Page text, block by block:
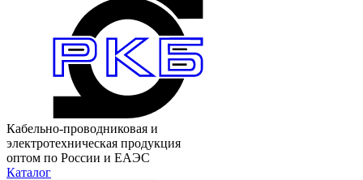
Кабельно-проводниковая и
электротехническая продукция
оптом по России и ЕАЭС
Каталог